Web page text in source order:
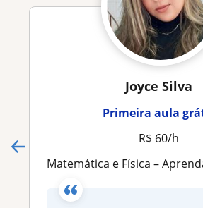
Joyce Silva
Primeira aula
R$ 60/h
Matemática e Física – Aprenda on line de forma